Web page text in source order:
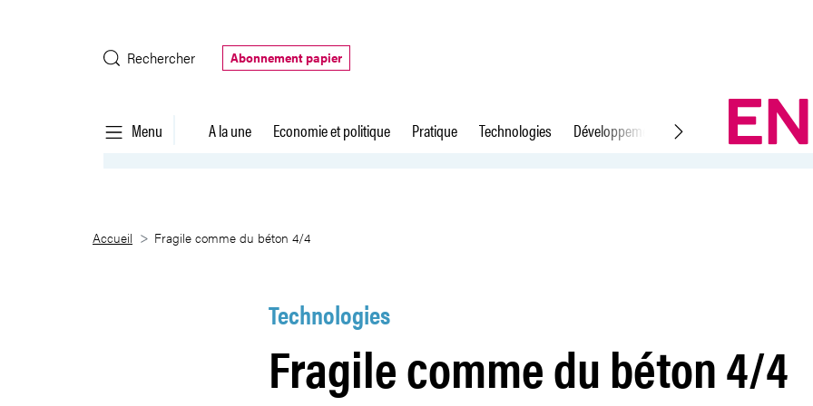
Rechercher
Abonnement papier
Menu A la une Economie et politique Pratique Technologies Développement durable Droit du travail
Fragile comme du béton 4/4
Accueil Fragile comme du béton 4/4
Technologies
Fragile comme du béton 4/4